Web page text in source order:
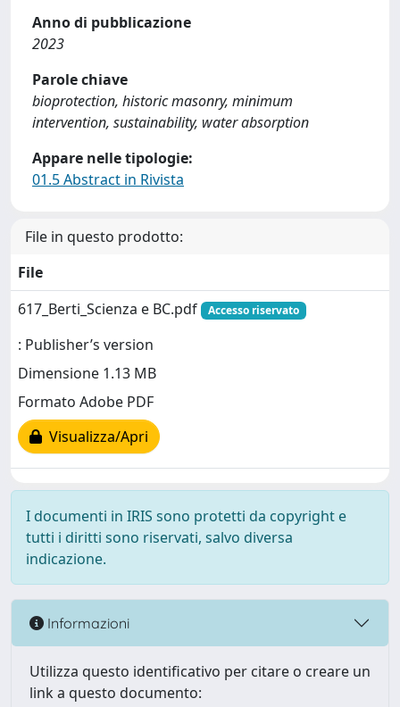
Anno di pubblicazione
2023
Parole chiave
bioprotection, historic masonry, minimum
intervention, sustainability, water absorption
Appare nelle tipologie:
01.5 Abstract in Rivista
File in questo prodotto:
File
617_Berti_Scienza e BC.pdf
Accesso riservato
: Publisher’s version
Dimensione 1.13 MB
Formato Adobe PDF
Visualizza/Apri
I documenti in IRIS sono protetti da copyright e
tutti i diritti sono riservati, salvo diversa
indicazione.
Informazioni
Utilizza questo identificativo per citare o creare un
link a questo documento: